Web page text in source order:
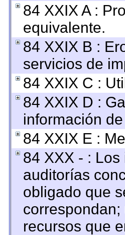
84 XXIX A :
equivalente.
84 XXIX B :
servicios de
84 XXIX C :
84 XXIX D :
información
84 XXIX E :
84 XXX - :
auditorías
obligado que
recursos que